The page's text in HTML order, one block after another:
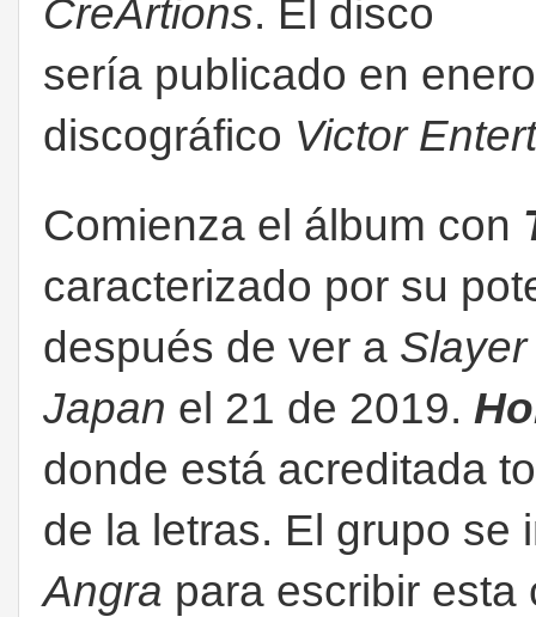
CreArtions. El disco
sería publicado en
discográfico Victor
Comienza el álbum con
caracterizado por su
después de ver a Slayer
Japan el 21 de 2019.
donde está acreditada
de la letras. El grupo se
Angra para escribir